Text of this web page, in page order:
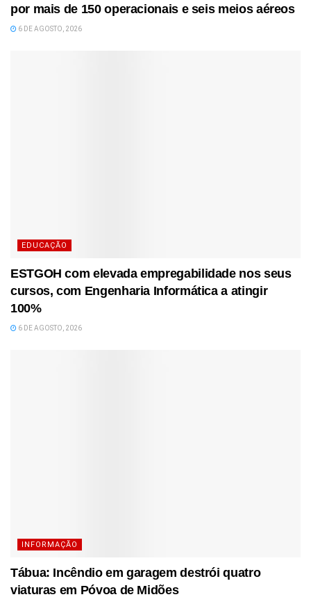
por mais de 150 operacionais e seis meios aéreos
6 DE AGOSTO, 2026
EDUCAÇÃO
ESTGOH com elevada empregabilidade nos seus
cursos, com Engenharia Informática a atingir
100%
6 DE AGOSTO, 2026
INFORMAÇÃO
Tábua: Incêndio em garagem destrói quatro
viaturas em Póvoa de Midões